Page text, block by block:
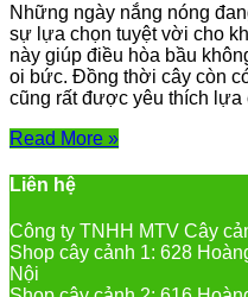
Những ngày nắng nóng
sự lựa chọn tuyệt vời cho
này giúp điều hòa bầu
oi bức. Đồng thời cây còn
cũng rất được yêu thích lựa
Read More »
Liên hệ
Công ty TNHH MTV Cây
Shop cây cảnh 1: 628
Nội